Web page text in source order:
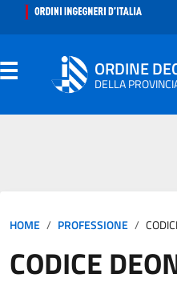
ORDINE
DELLA
ISCRITTO
PROFESSIONE
HOME PROFESSIONE
CODICE